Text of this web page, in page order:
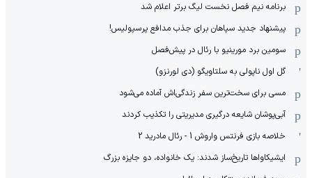
برنامه نیم فصل نخست لیگ برتر اعلام شد
پیشنهاد جدید سپاهان برای جذب مدافع پرسپولیس!
سومین برد مورینیو با رئال در پیش‌فصل
گل اول ناپولی به سلتاویگو (دی لورنزو)
مسی برای سخت‌ترین سفر زندگی‌اش آماده می‌شود
آبی‌پوشان شایعه درگیری مدیریتی را تکذیب کردند
خلاصه بازی فرنتس واروش 1 - رئال مادرید 2
ایشیکاوا‌ها تاریخ‌ساز شدند: یک خانواده، دو جایزه بزرگ